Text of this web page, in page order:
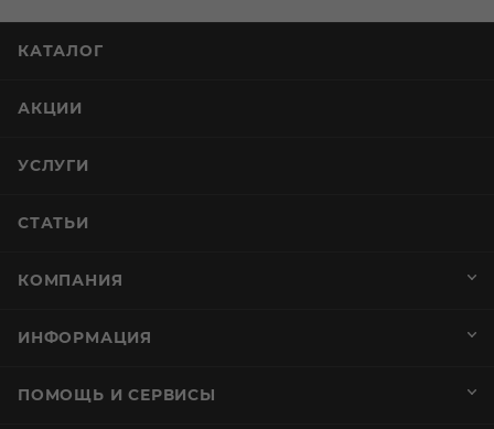
КАТАЛОГ
АКЦИИ
УСЛУГИ
СТАТЬИ
КОМПАНИЯ
ИНФОРМАЦИЯ
ПОМОЩЬ И СЕРВИСЫ